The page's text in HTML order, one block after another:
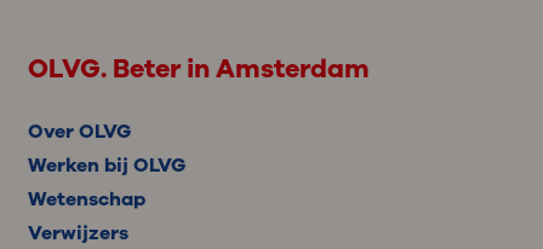
OLVG. Beter in Amsterdam
Over OLVG
Werken bij OLVG
Wetenschap
Verwijzers